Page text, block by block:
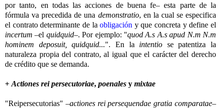
por tanto, en todas las acciones de buena fe– esta parte de la
fórmula va precedida de una demonstratio, en la cual se especifica
el contrato determinante de laobligación y que concreta y define el
incertum –el quidquid–. Por ejemplo: "quod A.s A.s apud N.m N.m
hominem deposuit, quidquid...". En la intentio se patentiza la
naturaleza propia del contrato, al igual que el carácter del derecho
de crédito que se demanda.
+ Actiones rei persecutoriae, poenales y mixtae
"Reipersecutorias" –actiones rei persequendae gratia comparatae–